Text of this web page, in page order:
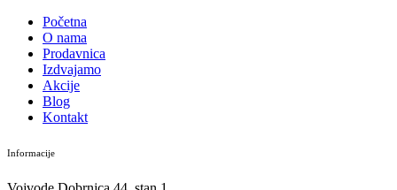
Početna
O nama
Prodavnica
Izdvajamo
Akcije
Blog
Kontakt
Informacije